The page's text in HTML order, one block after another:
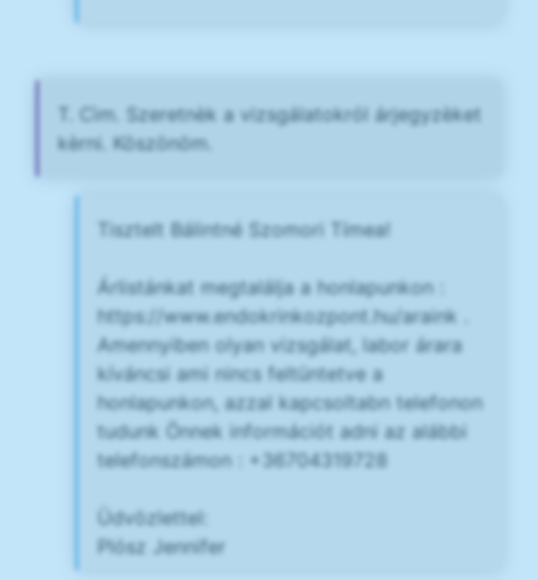
T. Cìm. Szeretnèk a vizsgálatokról árjegyzèket
kèrni. Köszönöm.
Tisztelt Bálintné Szomori Tímea!
Árlistánkat megtalálja a honlapunkon :
https://www.endokrinkozpont.hu/araink .
Amennyiben olyan vizsgálat, labor árara
kíváncsi ami nincs feltüntetve a
honlapunkon, azzal kapcsoltabn telefonon
tudunk Önnek információt adni az alábbi
telefonszámon : +36704319728
Üdvözlettel:
Plósz Jennifer